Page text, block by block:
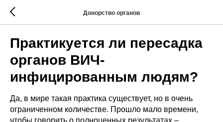
Донорство органов
Практикуется ли пересадка
органов ВИЧ-
инфицированным людям?
Да, в мире такая практика существует, но в очень
ограниченном количестве. Прошло мало времени,
чтобы говорить о полноценных результатах –